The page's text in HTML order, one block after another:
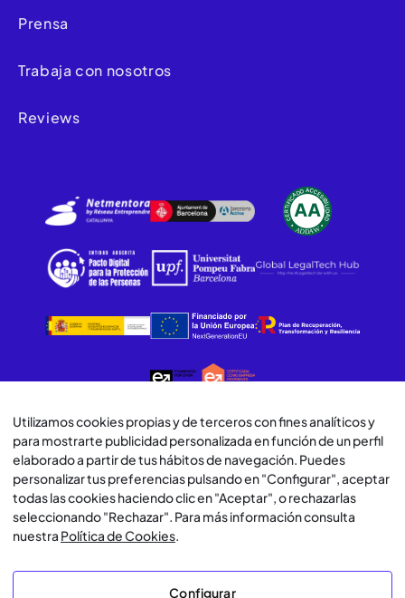
Prensa
Trabaja con nosotros
Reviews
© Lawwwing 2026
Utilizamos cookies propias y de terceros con fines analíticos y
para mostrarte publicidad personalizada en función de un perfil
elaborado a partir de tus hábitos de navegación. Puedes
personalizar tus preferencias pulsando en "Configurar", aceptar
todas las cookies haciendo clic en "Aceptar", o rechazarlas
seleccionando "Rechazar". Para más información consulta
nuestra Política de Cookies.
Configurar
Aviso Legal
Política de Privacidad